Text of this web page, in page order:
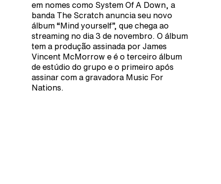
em nomes como System Of A Down, a
banda The Scratch anuncia seu novo
álbum “Mind yourself”, que chega ao
streaming no dia 3 de novembro. O álbum
tem a produção assinada por James
Vincent McMorrow e é o terceiro álbum
de estúdio do grupo e o primeiro após
assinar com a gravadora Music For
Nations.